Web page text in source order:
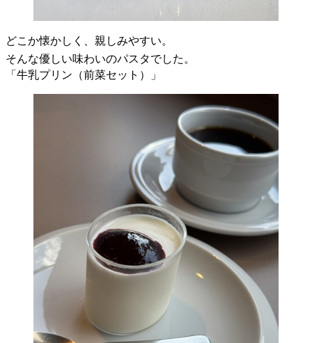
どこか懐かしく、親しみやすい。
そんな優しい味わいのパスタでした。
「牛乳プリン（前菜セット）」